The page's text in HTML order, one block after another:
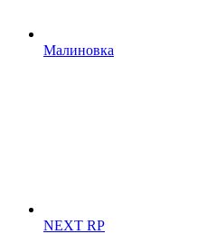
Малиновка
NEXT RP